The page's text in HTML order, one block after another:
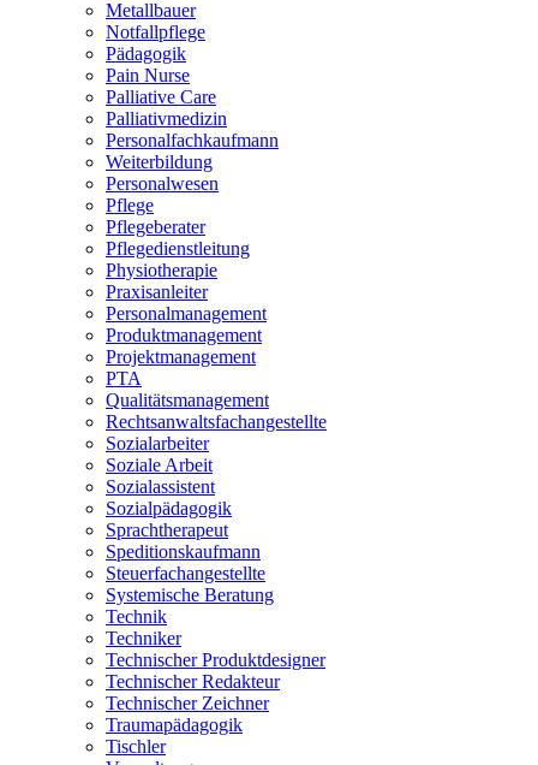
Metallbauer
Notfallpflege
Pädagogik
Pain Nurse
Palliative Care
Palliativmedizin
Personalfachkaufmann
Weiterbildung
Personalwesen
Pflege
Pflegeberater
Pflegedienstleitung
Physiotherapie
Praxisanleiter
Personalmanagement
Produktmanagement
Projektmanagement
PTA
Qualitätsmanagement
Rechtsanwaltsfachangestellte
Sozialarbeiter
Soziale Arbeit
Sozialassistent
Sozialpädagogik
Sprachtherapeut
Speditionskaufmann
Steuerfachangestellte
Systemische Beratung
Technik
Techniker
Technischer Produktdesigner
Technischer Redakteur
Technischer Zeichner
Traumapädagogik
Tischler